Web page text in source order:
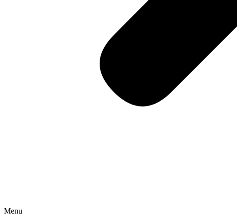
Menu